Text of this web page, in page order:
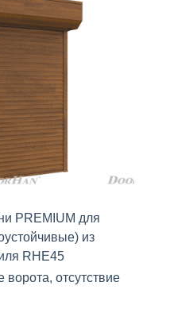
PREMIUM для
из
RHE45
отсутствие